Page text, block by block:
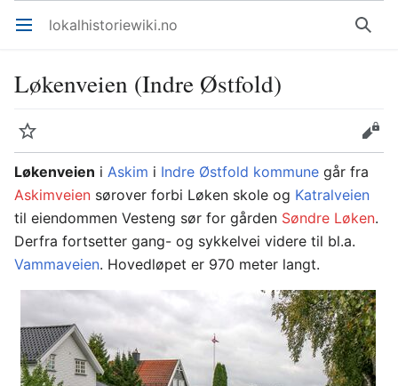
Åpne hovedmenyen lokalhistoriewiki.no Søk
Løkenveien (Indre Østfold)
Overvåk
Rediger
Løkenveien i Askim i Indre Østfold kommune går fra
Askimveien sørover forbi Løken skole og Katralveien
til eiendommen Vesteng sør for gården Søndre Løken.
Derfra fortsetter gang- og sykkelvei videre til bl.a.
Vammaveien. Hovedløpet er 970 meter langt.